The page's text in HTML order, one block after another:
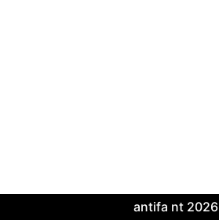
antifa nt 2026